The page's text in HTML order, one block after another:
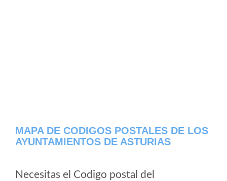
MAPA DE CODIGOS POSTALES DE LOS
AYUNTAMIENTOS DE ASTURIAS
Necesitas el Codigo postal del